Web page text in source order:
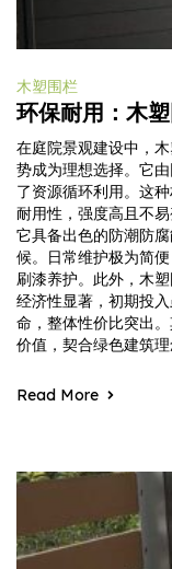
木塑围栏
环保耐用：木
在庭院景观建设中，
势成为理想选择。它
了资源循环利用。这
耐用性，强度高且不
它具备出色的防潮防
候。日常维护极为简
刷漆养护。此外，木
经济性显著，初期投
命，整体性价比突出
价值，契合绿色建筑理
Read More